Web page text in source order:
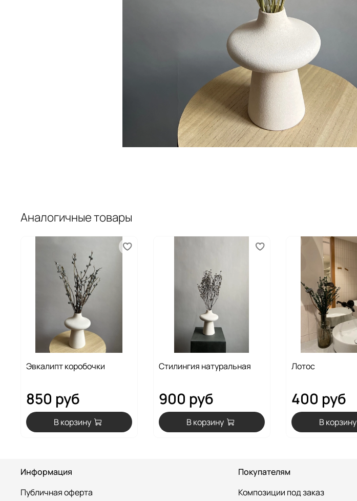
Аналогичные товары
Эвкалипт коробочки
850 руб
В корзину
Стилингия натуральная
900 руб
В корзину
Лотос
400 руб
В корзину
Информация
Публичная оферта
Покупателям
Композиции под заказ